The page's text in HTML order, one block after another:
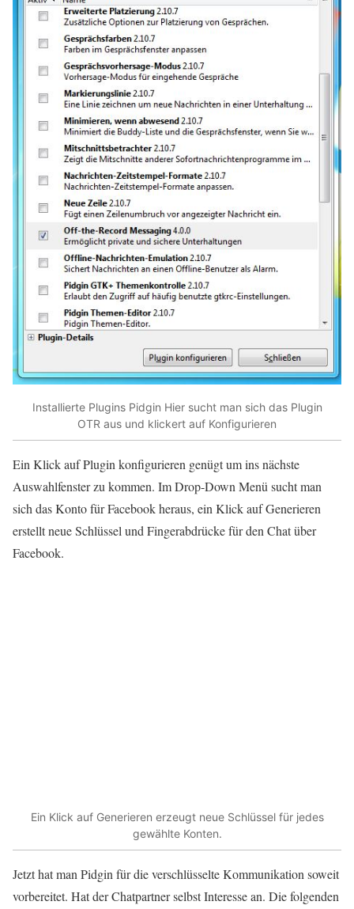
Installierte Plugins Pidgin Hier sucht man sich das Plugin
OTR aus und klickert auf Konfigurieren
Ein Klick auf Plugin konfigurieren genügt um ins nächste
Auswahlfenster zu kommen. Im Drop-Down Menü sucht man
sich das Konto für Facebook heraus, ein Klick auf Generieren
erstellt neue Schlüssel und Fingerabdrücke für den Chat über
Facebook.
Ein Klick auf Generieren erzeugt neue Schlüssel für jedes
gewählte Konten.
Jetzt hat man Pidgin für die verschlüsselte Kommunikation soweit
vorbereitet. Hat der Chatpartner selbst Interesse an. Die folgenden